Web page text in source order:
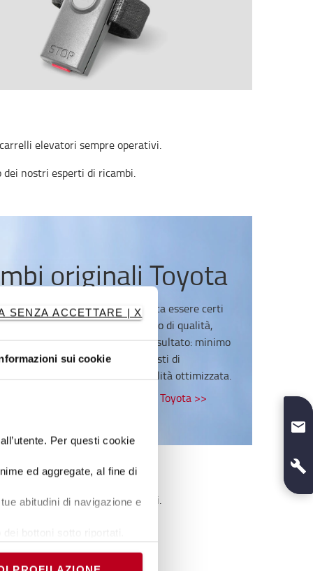
SENZA ACCETTARE | X
sui cookie
Per questi cookie
ed aggregate, al fine di
abitudini di navigazione e
modificare le tue
elevatori sempre operativi.
nostri esperti di ricambi.
originali Toyota
in questo negozio online significa essere certi
i ricambi abbiano lo stesso livello di qualità,
affidabilità dei nostri carrelli. Il risultato: minimo
di fermo tecnico, minori costi di
più elevate, disponibilità ottimizzata.
di più sui Ricambi Originali Toyota >>
elevatori sempre operativi.